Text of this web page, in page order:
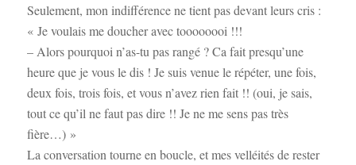
Seulement, mon indifférence ne tient pas devant leurs cris :
« Je voulais me doucher avec toooooooi !!!
– Alors pourquoi n’as-tu pas rangé ? Ca fait presqu’une
heure que je vous le dis ! Je suis venue le répéter, une fois,
deux fois, trois fois, et vous n’avez rien fait !! (oui, je sais,
tout ce qu’il ne faut pas dire !! Je ne me sens pas très
fière…) »
La conversation tourne en boucle, et mes velléités de rester